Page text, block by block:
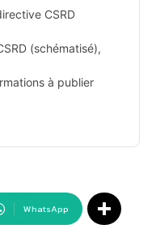
CSRD
(schématisé),
à publier
WhatsApp